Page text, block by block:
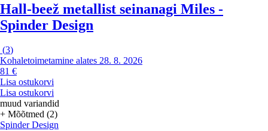
Hall-beež metallist seinanagi Miles -
Spinder Design
(3)
Kohaletoimetamine alates 28. 8. 2026
81 €
Lisa ostukorvi
Lisa ostukorvi
muud variandid
+ Mõõtmed (2)
Spinder Design